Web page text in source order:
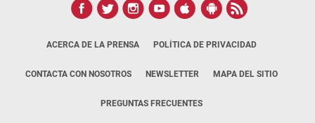
ACERCA DE LA PRENSA POLÍTICA DE PRIVACIDAD
CONTACTA CON NOSOTROS NEWSLETTER MAPA DEL SITIO
PREGUNTAS FRECUENTES